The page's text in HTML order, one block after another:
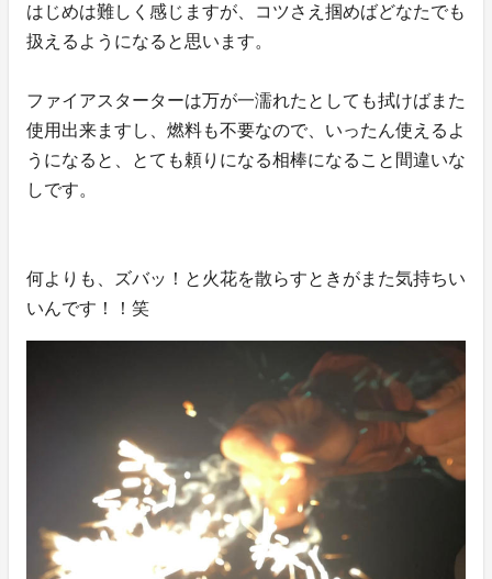
はじめは難しく感じますが、コツさえ掴めばどなたでも
扱えるようになると思います。
ファイアスターターは万が一濡れたとしても拭けばまた
使用出来ますし、燃料も不要なので、いったん使えるよ
うになると、とても頼りになる相棒になること間違いな
しです。
何よりも、ズバッ！と火花を散らすときがまた気持ちい
いんです！！笑